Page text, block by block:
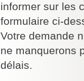
informer sur les
formulaire ci-
Votre demande
ne manquerons
délais.